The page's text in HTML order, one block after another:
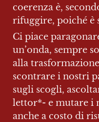
coerenza è,
rifuggire, poiché è
Ci piace
un’onda, sempre
alla
scontrare i nostri
sugli scogli,
lettor*- e mutare i
anche a costo di